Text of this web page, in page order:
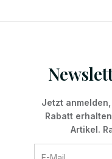
Jetzt
Rabatt
Artikel.